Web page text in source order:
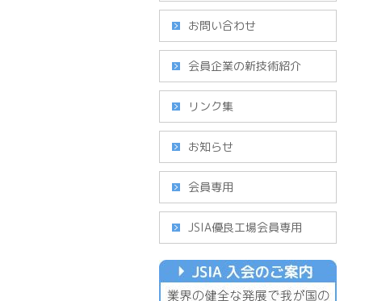
お問い合わせ
会員企業の新技術紹介
リンク集
お知らせ
会員専用
JSIA優良工場会員専用